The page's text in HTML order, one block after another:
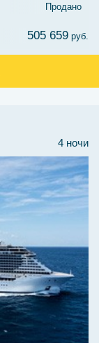
Продано
505 659 руб.
4 ночи